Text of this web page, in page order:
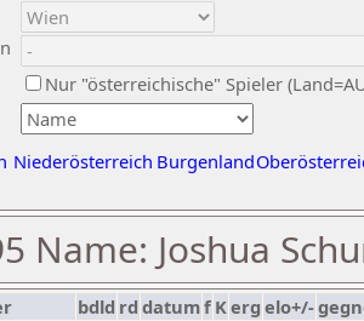
Nur "österreichische" Spieler
Niederösterreich Burgenland
Name: Joshua
bdld rd datumf Kerg elo+/-